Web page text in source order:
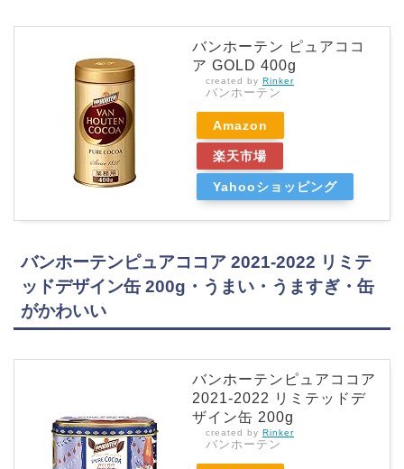
バンホーテン ピュアココ
ア GOLD 400g
created by Rinker
バンホーテン
Amazon
楽天市場
Yahooショッピング
バンホーテンピュアココア 2021-2022 リミテ
ッドデザイン缶 200g・うまい・うますぎ・缶
がかわいい
バンホーテンピュアココア
2021-2022 リミテッドデ
ザイン缶 200g
created by Rinker
バンホーテン